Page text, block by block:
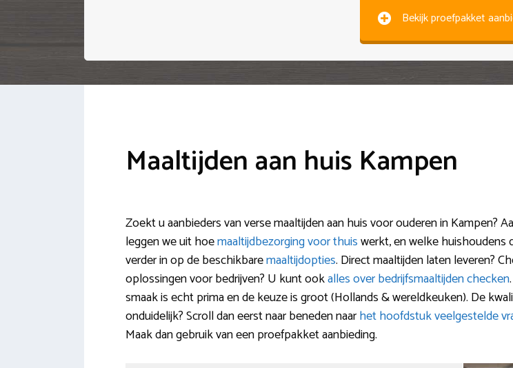
Bekijk proefpakket
Maaltijden aan huis Kampen
Zoekt u aanbieders van verse maaltijden aan huis voor ouderen in Kampen?
leggen we uit hoemaaltijdbezorging voor thuiswerkt, en welke huishoudens
verder in op de beschikbaremaaltijdopties. Direct maaltijden laten leveren?
oplossingen voor bedrijven? U kunt ookalles over bedrijfsmaaltijden checken
smaak is echt prima en de keuze is groot (Hollands & wereldkeuken). De
onduidelijk? Scroll dan eerst naar beneden naarhet hoofdstuk veelgestelde
Maak dan gebruik van een proefpakket aanbieding.